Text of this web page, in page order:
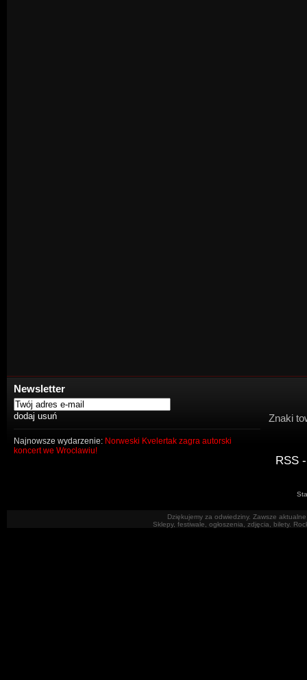
Newsletter
Najnowsze wydarzenie: Norweski Kvelertak zagra autorski
koncert we Wrocławiu!
Znaki
RSS
Dziękujemy za odwiedziny. Zawsze
Sklepy, festiwale, ogłoszenia, zdjęcia, bilety.